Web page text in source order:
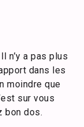
n’y a pas plus
dans les
moindre que
sur vous
bon dos.